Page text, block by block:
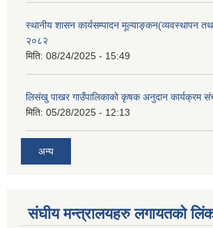
स्थानीय शासन कार्यसम्पादन मूल्याङ्कन(व्यवस्थापन
२०८२
मिति: 08/24/2025 - 15:49
लिसंखु पाखर गाउँपालिकाको कृषक अनुदान कार्यक्रम
मिति: 05/28/2025 - 12:13
अन्य
संघीय मन्त्रालयहरु लगायतको